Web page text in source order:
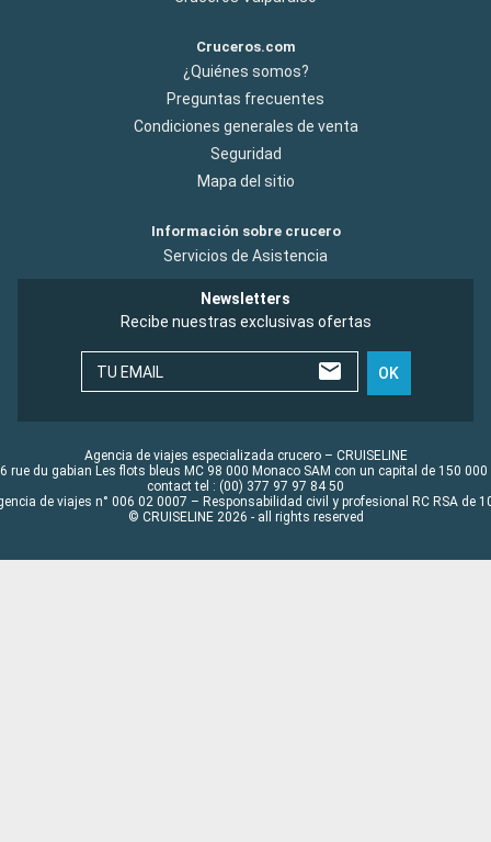
Cruceros.com
¿Quiénes somos?
Preguntas frecuentes
Condiciones generales de venta
Seguridad
Mapa del sitio
Información sobre crucero
Servicios de Asistencia
Newsletters
Recibe nuestras exclusivas ofertas
TU EMAIL OK
Agencia de viajes especializada crucero – CRUISELINE
rue du gabian Les flots bleus MC 98 000 Monaco SAM con un capital de 150 000
contact tel : (00) 377 97 97 84 50
de viajes n° 006 02 0007 – Responsabilidad civil y profesional RC RSA de
© CRUISELINE 2026 - all rights reserved